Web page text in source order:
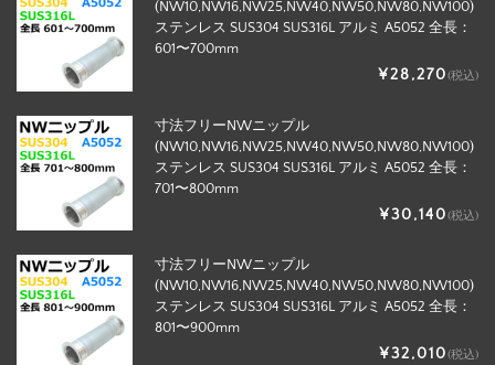
(NW10,NW16,NW25,NW40,NW50,NW80,NW100)
ステンレス SUS304 SUS316L アルミ A5052 全長：
601〜700mm
¥28,270(税込)
寸法フリーNWニップル
(NW10,NW16,NW25,NW40,NW50,NW80,NW100)
ステンレス SUS304 SUS316L アルミ A5052 全長：
701〜800mm
¥30,140(税込)
寸法フリーNWニップル
(NW10,NW16,NW25,NW40,NW50,NW80,NW100)
ステンレス SUS304 SUS316L アルミ A5052 全長：
801〜900mm
¥32,010(税込)